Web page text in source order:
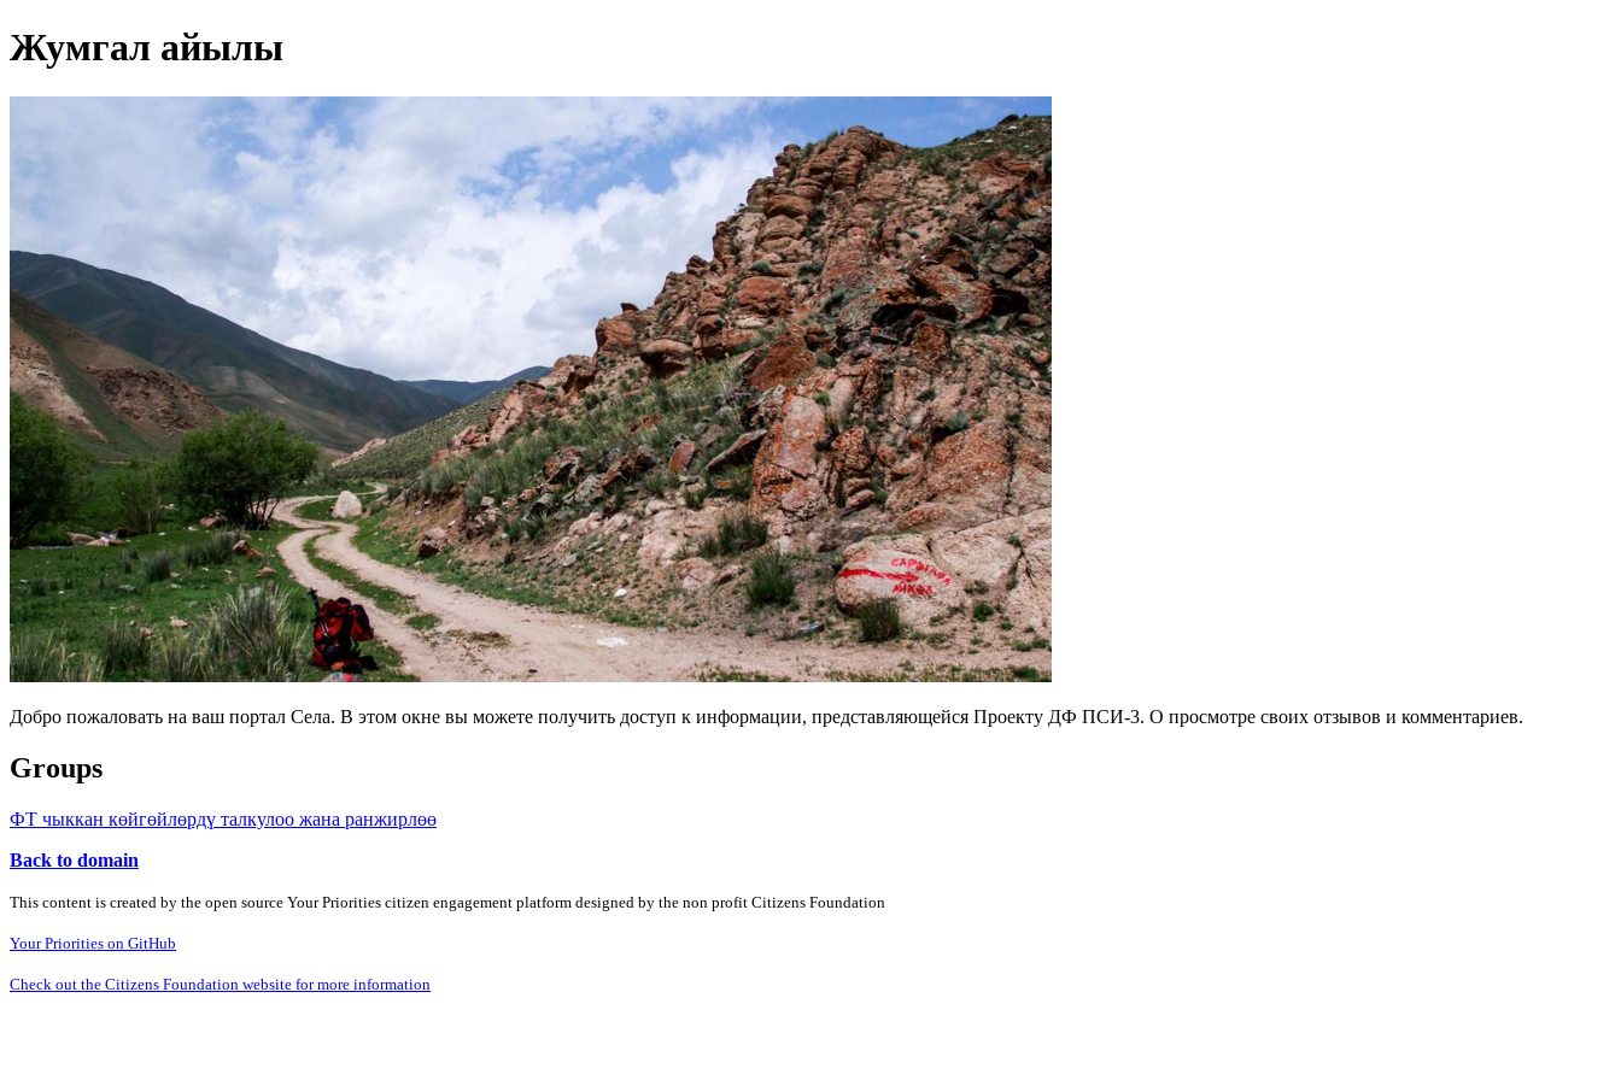
Жумгал айылы
Добро пожаловать на ваш портал Села. В этом окне вы можете получить доступ к информации, представляющейся Проекту ДФ ПСИ-3. О просмотре своих отзывов и комментариев.
Groups
ФТ чыккан көйгөйлөрдү талкулоо жана ранжирлөө
Back to domain
This content is created by the open source Your Priorities citizen engagement platform designed by the non profit Citizens Foundation
Your Priorities on GitHub
Check out the Citizens Foundation website for more information